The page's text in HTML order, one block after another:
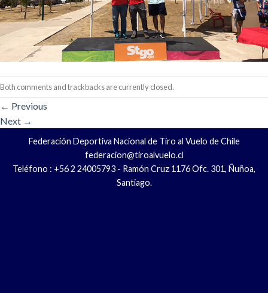
Both comments and trackbacks are currently closed.
← Previous
Next →
Federación Deportiva Nacional de Tiro al Vuelo de Chile
federacion@tiroalvuelo.cl
Teléfono : +56 2 24005793 - Ramón Cruz 1176 Ofc. 301, Ñuñoa,
Santiago.